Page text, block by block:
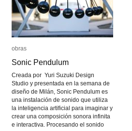
obras
Sonic Pendulum
Creada por Yuri Suzuki Design
Studio y presentada en la semana de
diseño de Milán, Sonic Pendulum es
una instalación de sonido que utiliza
la inteligencia artificial para imaginar y
crear una composición sonora infinita
e interactiva. Procesando el sonido
obras
Sonic Pendulum